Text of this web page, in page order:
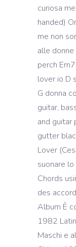
curiosa
handed)
me non
alle donne
perch
lover io D
G donna
guitar,
and guitar
gutter
Lover
suonare
Chords
des
Album È
1982
Maschi e